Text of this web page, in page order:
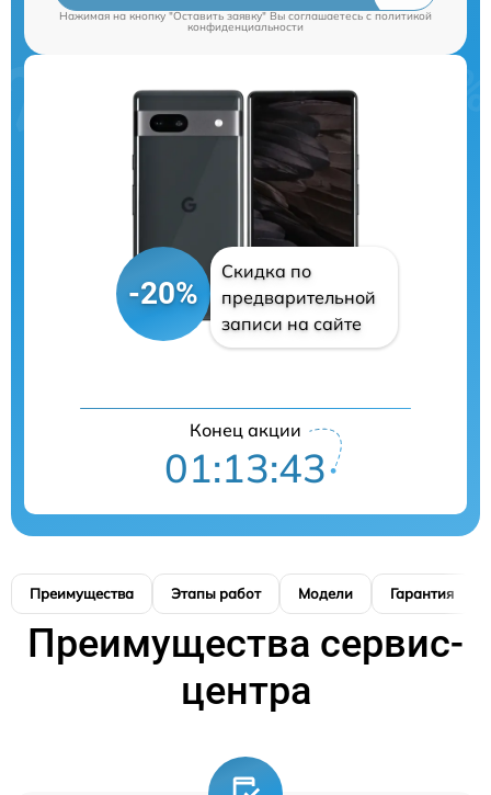
Нажимая на кнопку "Оставить заявку" Вы соглашаетесь c политикой
конфиденциальности
-20%
Скидка по
предварительной
записи на сайте
Конец акции
01:13:42
Преимущества Этапы работ Модели Гарантия
Преимущества сервис-
центра